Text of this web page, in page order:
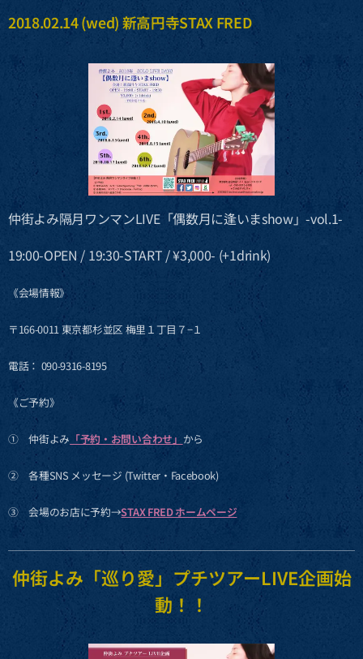
2018.02.14 (wed) 新高円寺STAX FRED
仲街よみ隔月ワンマンLIVE「偶数月に逢いまshow」-vol.1-
19:00-OPEN / 19:30-START / ¥3,000- (+1drink)
《会場情報》
〒166-0011 東京都杉並区 梅里１丁目７−１
電話： 090-9316-8195
《ご予約》
① 仲街よみ 「予約・お問い合わせ」 から
② 各種SNS メッセージ (Twitter・Facebook)
③ 会場のお店に予約→STAX FRED ホームページ
仲街よみ「巡り愛」プチツアーLIVE企画始
動！！